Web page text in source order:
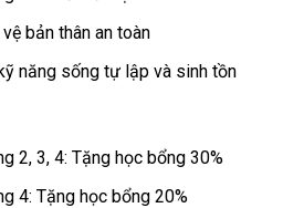
bản thân an toàn
năng sống tự lập và sinh tồn
2, 3, 4: Tặng học bổng 30%
4: Tặng học bổng 20%